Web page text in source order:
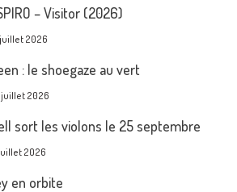
– Visitor (2026)
2026
: le shoegaze au vert
juillet 2026
sort les violons le 25 septembre
2026
en orbite